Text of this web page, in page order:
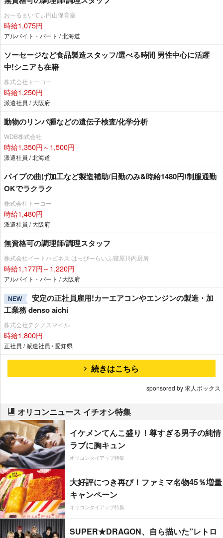
おーるまいてぃ円山保育室
時給1,075円
アルバイト・パート / 北海道
ソーセージなど食品製造スタッフ/選べる時間 男性中心に活躍
中!シニアも在籍
株式会社トーコー
時給1,250円
派遣社員 / 大阪府
動物のリンパ腫などの遺伝子検査/化学分析
WDB株式会社
時給1,350円～1,500円
派遣社員 / 北海道
パイプの曲げ加工など製造補助/日勤のみ&時給1480円!制服通勤
OKでラクラク
株式会社トーコー
時給1,480円
派遣社員 / 大阪府
無資格可の調理師/調理スタッフ
株式会社イートハピネス はっぴーらいふ寝屋川内厨房
時給1,177円～1,220円
アルバイト・パート / 大阪府
NEW
安定の正社員雇用!カーエアコンやエンジンの製造・加
工業務 denso aichi
株式会社テクノスマイル
時給1,800円
正社員 / 派遣社員 / 愛知県
続きはこちら
sponsored by 求人ボックス
オリコンニュース イチオシ特集
イケメンてんこ盛り！尊すぎる男子の純情
ラブに胸キュン
オリコンタイアップ特集
大好評につき再び！ファミマ名物45％増量
キャンペーン
オリコンタイアップ特集
SUPER★DRAGON、自ら描いた”レトロ